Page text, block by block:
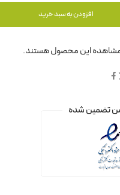
افزودن به سبد خرید
این محصول هستند.
تضمین شده